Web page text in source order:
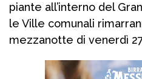
piante all’interno del
le Ville comunali
mezzanotte di venerdì